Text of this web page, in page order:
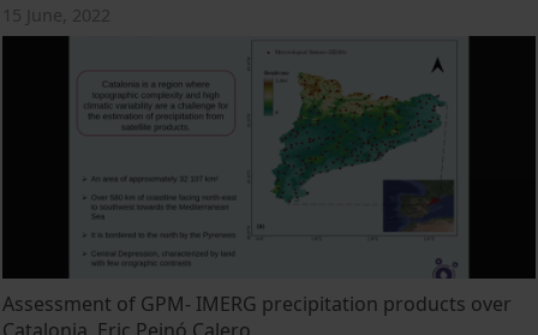
15 June, 2022
Assessment of GPM- IMERG precipitation products over